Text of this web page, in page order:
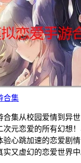
合集
合集从校园爱情到异
次元恋爱的所有幻想
验心跳加速的恋爱剧
又虚幻的恋爱世界中